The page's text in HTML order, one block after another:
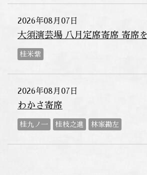
2026年08月07日
大須演芸場 八月定席寄席 寄席
桂米紫
2026年08月07日
わかさ寄席
桂九ノ一 桂枝之進 林家勘左